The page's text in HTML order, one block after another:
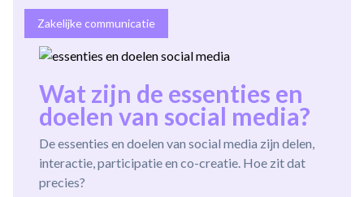
Zakelijke communicatie
Wat zijn de essenties en
doelen van social media?
De essenties en doelen van social media zijn delen,
interactie, participatie en co-creatie. Hoe zit dat
precies?